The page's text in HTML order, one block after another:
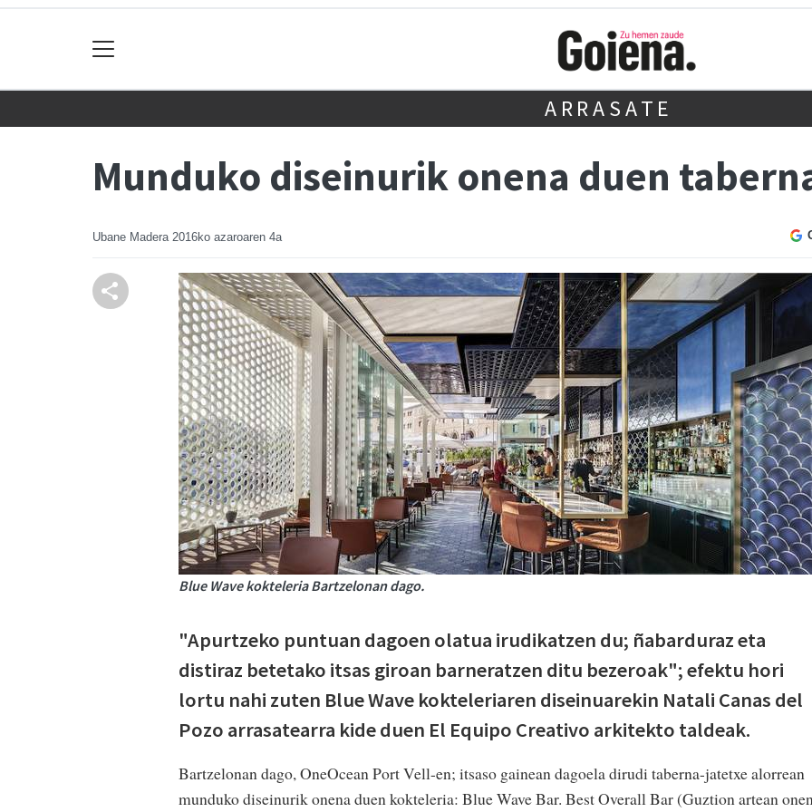
ARRASATE
Munduko diseinurik onena duen
Ubane Madera 2016ko azaroaren 4a
Blue Wave kokteleria Bartzelonan dago.
"Apurtzeko puntuan dagoen olatua irudikatzen du; ñabarduraz eta
distiraz betetako itsas giroan barneratzen ditu bezeroak"; efektu hori
lortu nahi zuten Blue Wave kokteleriaren diseinuarekin Natali Canas del
Pozo arrasatearra kide duen El Equipo Creativo arkitekto taldeak.
Bartzelonan dago, OneOcean Port Vell-en; itsaso gainean dagoela dirudi taberna-jatetxe alorrean
munduko diseinurik onena duen kokteleria: Blue Wave Bar. Best Overall Bar (Guztion artean